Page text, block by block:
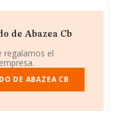
de Abazea Cb
regalamos el
DE ABAZEA CB